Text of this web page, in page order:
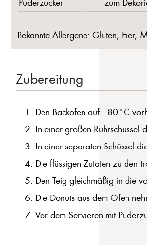
Bekannte Allergene: Gluten, Eier,
Zubereitung
Den Backofen auf 180°C
In einer großen Rührschüssel
In einer separaten Schüssel
Die flüssigen Zutaten zu den
Den Teig gleichmäßig in die
Die Donuts aus dem Ofen
Vor dem Servieren mit